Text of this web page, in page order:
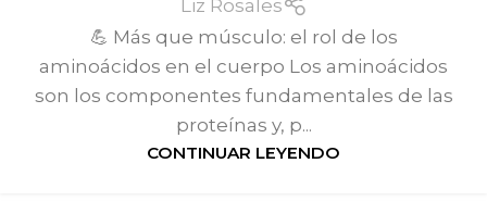
Liz Rosales
💪 Más que músculo: el rol de los
aminoácidos en el cuerpo Los aminoácidos
son los componentes fundamentales de las
proteínas y, p...
CONTINUAR LEYENDO